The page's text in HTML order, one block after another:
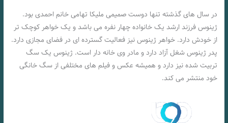
در سال های گذشته تنها دوست صمیمی ملیکا تهامی خانم احمدی بود.
ژینوس فرزند ارشد یک خانواده چهار نفره می باشد و یک خواهر کوچک تر
از خودش دارد. خواهر ژینوس نیز فعالیت گسترده ای در فضای مجازی دارد.
پدر ژینوس شغل آزاد دارد و مادر وی خانه دار است. ژینوس یک سگ
تربیت شده نیز دارد و همیشه عکس و فیلم های مختلفی از سگ خانگی
خود منتشر می کند.